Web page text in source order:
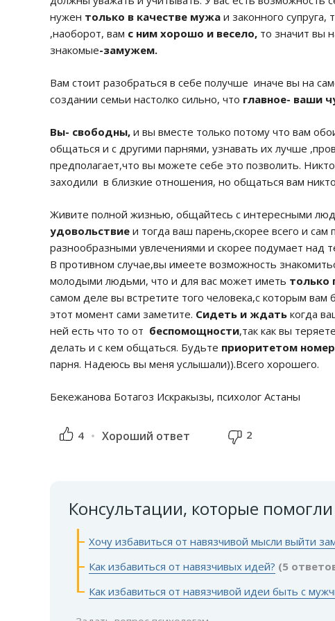
нужен только в качестве мужа и законного супруга,
,наоборот, вам с ним хорошо и весело, то значит вы
знакомые-замужем.
Вам стоит разобраться в себе получше иначе вы на
создании семьи настолко сильно, что главное- ваши
Вы- свободны, и вы вместе только потому что вам
общаться и с другими парнями, узнавать их лучше
предполагает,что вы можете себе это позволить.
заходили в близкие отношения, но общаться вам
Живите полной жизнью, общайтесь с интересными
удовольствие и тогда ваш парень,скорее всего и сам
разнообразными увлечениями и скорее подумает над
В противном случае,вы имеете возможность
молодыми людьми, что и для вас может иметь только
самом деле вы встретите того человека,с которым
этот момент сами заметите. Сидеть и ждать когда
ней есть что то от беспомощности,так как вы теряете
делать и с кем общаться. Будьте приоритетом
парня. Надеюсь вы меня услышали)).Всего хорошего.
Бекежанова Ботагоз Искракызы, психолог Астаны
4 Хороший ответ 2
Консультации, которые
Хочу избавиться от навязчивой мысли выйти
Как избавиться от навязчивых идей? (5
Как избавиться от навязчивой идеи быть с